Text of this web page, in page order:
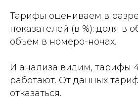
Тарифы оцениваем в
показателей (в %): доля в
объем в номеро-ночах.
И анализа видим, тарифы
работают. От данных
отказаться.